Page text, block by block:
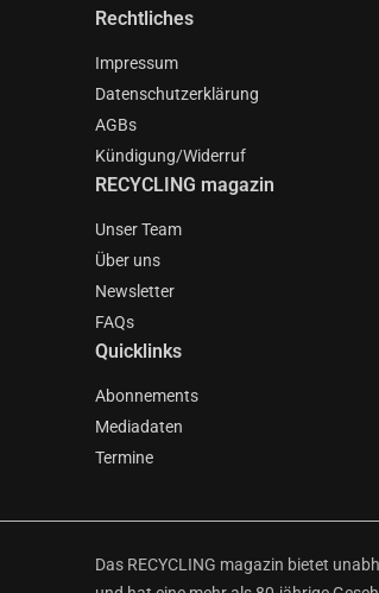
Rechtliches
Impressum
Datenschutzerklärung
AGBs
Kündigung/Widerruf
RECYCLING magazin
Unser Team
Über uns
Newsletter
FAQs
Quicklinks
Abonnements
Mediadaten
Termine
Das RECYCLING magazin bietet